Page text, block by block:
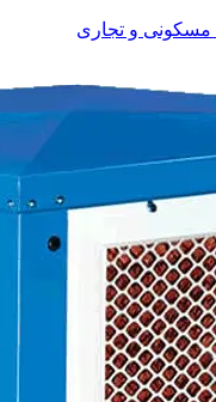
مسکونی و تجاری